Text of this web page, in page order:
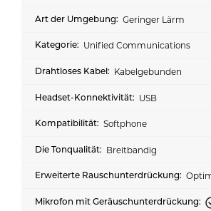
Geringer Lärm
Unified Communications
Kabelgebunden
USB
Softphone
Breitbandig